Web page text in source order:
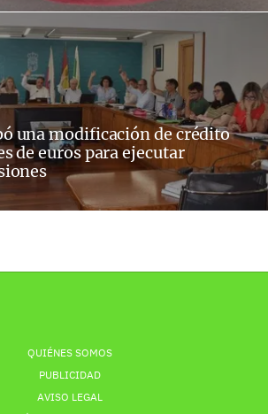
una modificación de crédito
de euros para ejecutar
QUIÉNES SOMOS
PUBLICIDAD
AVISO LEGAL